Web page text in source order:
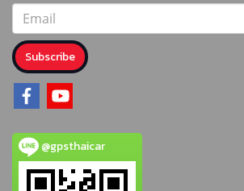
Subscribe
@gpsthaicar